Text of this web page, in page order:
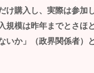
け購入し、実際は参加
規模は昨年までとさほ
いか」（政界関係者）